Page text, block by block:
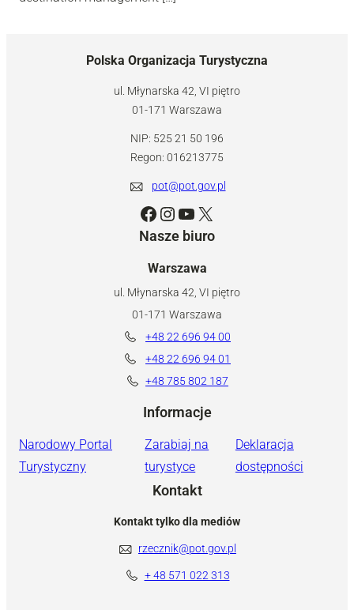
Polska Organizacja Turystyczna
ul. Młynarska 42, VI piętro
01-171 Warszawa
NIP: 525 21 50 196
Regon: 016213775
pot@pot.gov.pl
Facebook Instagram YouTube X
Nasze biuro
Warszawa
ul. Młynarska 42, VI piętro
01-171 Warszawa
+48 22 696 94 00
+48 22 696 94 01
+48 785 802 187
Informacje
Narodowy Portal
Turystyczny
Zarabiaj na
turystyce
Deklaracja
dostępności
Kontakt
Kontakt tylko dla mediów
rzecznik@pot.gov.pl
+ 48 571 022 313